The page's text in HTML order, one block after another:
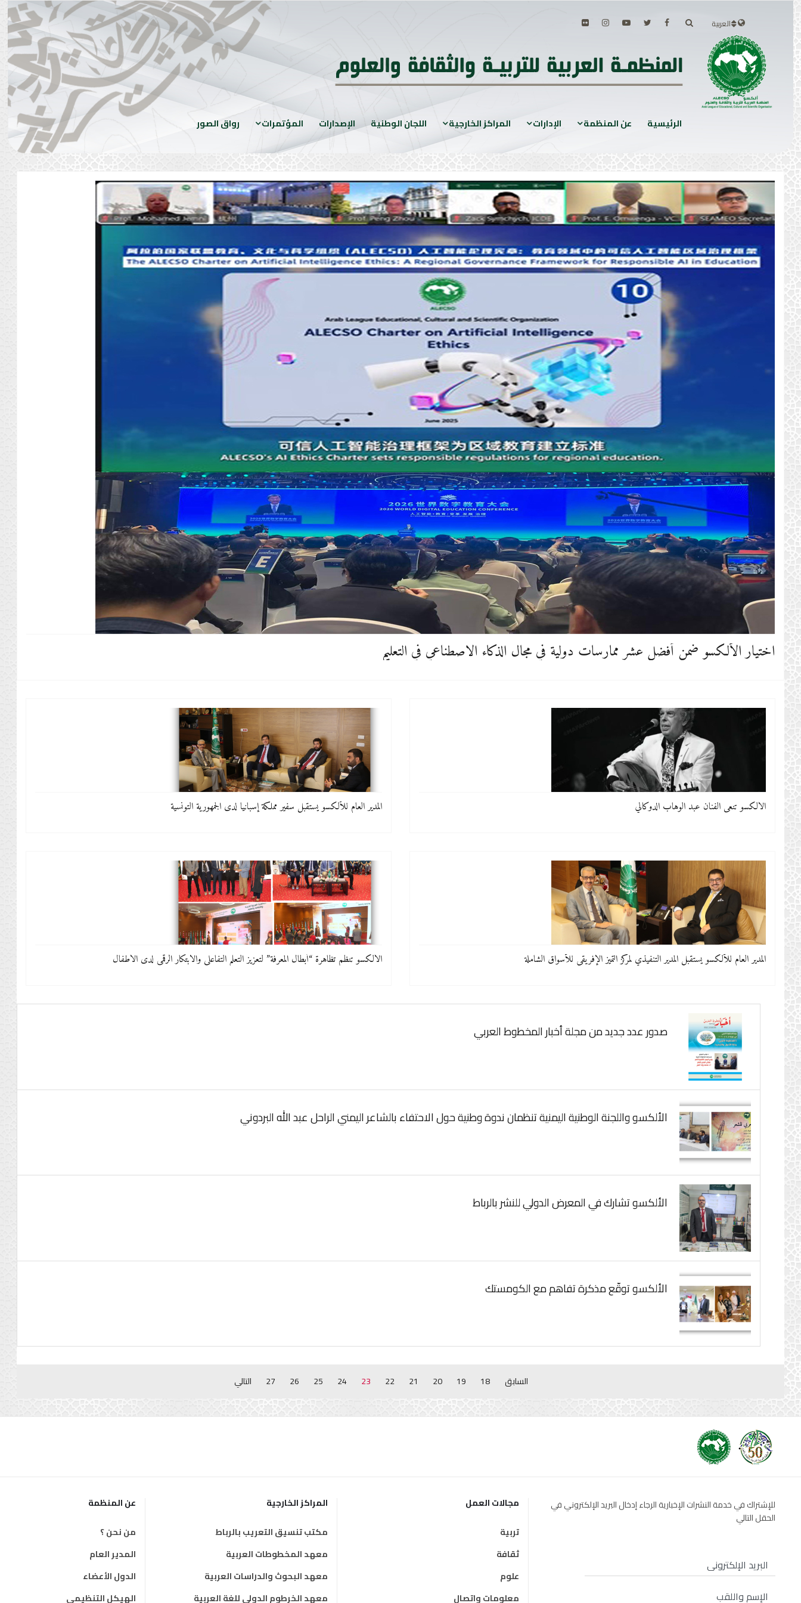
العربية
الرئيسية عن المنظمة الإدارات المراكز الخارجية اللجان الوطنية الإصدارات المؤتمرات رواق الصور
اختيار الألكسو ضمن أفضل عشر ممارسات دولية في مجال الذكاء الاصطناعي في التعليم
الألكسو تنعى الفنان عبد الوهاب الدوكالي المدير العام للألكسو يستقبل سفير مملكة إسبانيا لدى الجمهورية التونسية
المدير العام للألكسو يستقبل المدير التنفيذي لمركز التميّز الإفريقي للأسواق الشاملة الألكسو تنظم تظاهرة “أبطال المعرفة” لتعزيز التعلّم التفاعلي والابتكار الرقمي لدى الأطفال
صدور عدد جديد من مجلة أخبار المخطوط العربي
الألكسو واللجنة الوطنية اليمنية تنظمان ندوة وطنية حول الاحتفاء بالشاعر اليمني الراحل عبد الله البردوني
الألكسو تشارك في المعرض الدولي للنشر بالرباط
الألكسو توقّع مذكرة تفاهم مع الكومستك
السابق 18
19
20
21
22
23
24
25
26
27 التالي
للإشتراك في خدمة النشرات الإخبارية الرجاء إدخال البريد الإلكتروني في
الحقل التالي
مجالات العمل
تربية
ثقافة
علوم
معلومات واتصال
المراكز الخارجية
مكتب تنسيق التعريب بالرباط
معهد المخطوطات العربية
معهد البحوث والدراسات العربية
معهد الخرطوم الدولي للغة العربية
عن المنظمة
من نحن ؟
المدير العام
الدول الأعضاء
الهيكل التنظيمي